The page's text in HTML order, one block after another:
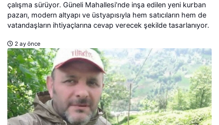
çalışma sürüyor. Güneli Mahallesi’nde inşa edilen yeni kurban
pazarı, modern altyapı ve üstyapısıyla hem satıcıların hem de
vatandaşların ihtiyaçlarına cevap verecek şekilde tasarlanıyor.
2 ay önce